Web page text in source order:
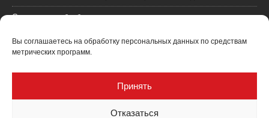
Вы соглашаетесь на обработку персональных данных по средствам
метрических программ.
Принять
Отказаться
Согласие на обработку персональных данных
Пользовательское соглашение (оферта)